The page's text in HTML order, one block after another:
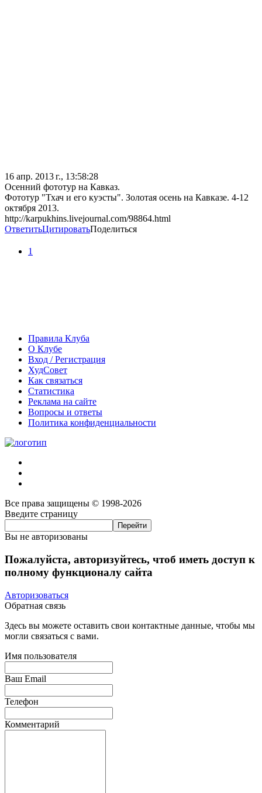
16 апр. 2013 г., 13:58:28
Осенний фототур на Кавказ.
Фототур "Тхач и его куэсты". Золотая осень на Кавказе. 4-12
октября 2013.
http://karpukhins.livejournal.com/98864.html
ОтветитьЦитироватьПоделиться
1
Правила Клуба
О Клубе
Вход / Регистрация
ХудСовет
Как связаться
Статистика
Реклама на сайте
Вопросы и ответы
Политика конфиденциальности
Все права защищены © 1998-2026
Введите страницу
Вы не авторизованы
Пожалуйста, авторизуйтесь, чтоб иметь доступ к
полному функционалу сайта
Авторизоваться
Обратная связь
Здесь вы можете оставить свои контактные данные, чтобы мы
могли связаться с вами.
Имя пользователя
Ваш Email
Телефон
Комментарий